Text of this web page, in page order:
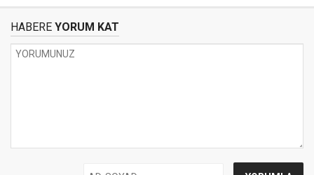
HABERE YORUM KAT